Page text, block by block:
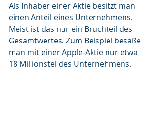
Als Inhaber einer Aktie besitzt man
einen Anteil eines Unternehmens.
Meist ist das nur ein Bruchteil des
Gesamtwertes. Zum Beispiel besäße
man mit einer Apple-Aktie nur etwa
18 Millionstel des Unternehmens.